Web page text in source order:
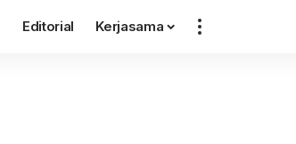
Editorial Kerjasama